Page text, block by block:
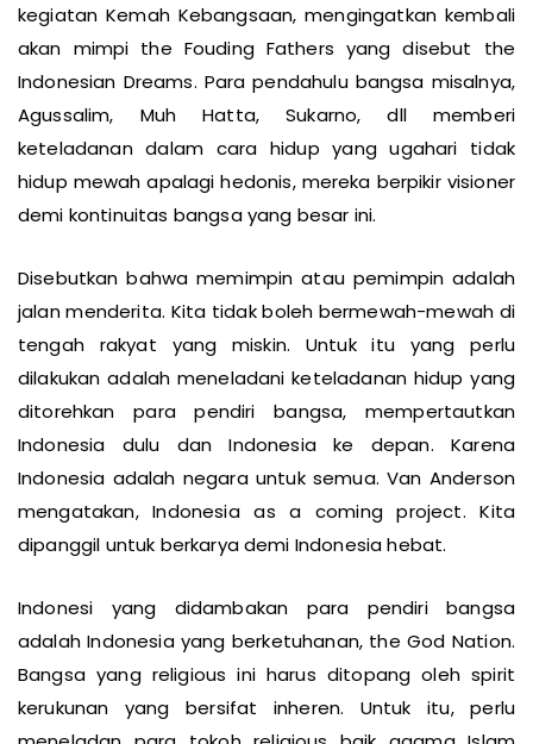
kegiatan Kemah Kebangsaan, mengingatkan kembali
akan mimpi the Fouding Fathers yang disebut the
Indonesian Dreams. Para pendahulu bangsa misalnya,
Agussalim, Muh Hatta, Sukarno, dll memberi
keteladanan dalam cara hidup yang ugahari tidak
hidup mewah apalagi hedonis, mereka berpikir visioner
demi kontinuitas bangsa yang besar ini.
Disebutkan bahwa memimpin atau pemimpin adalah
jalan menderita. Kita tidak boleh bermewah-mewah di
tengah rakyat yang miskin. Untuk itu yang perlu
dilakukan adalah meneladani keteladanan hidup yang
ditorehkan para pendiri bangsa, mempertautkan
Indonesia dulu dan Indonesia ke depan. Karena
Indonesia adalah negara untuk semua. Van Anderson
mengatakan, Indonesia as a coming project. Kita
dipanggil untuk berkarya demi Indonesia hebat.
Indonesi yang didambakan para pendiri bangsa
adalah Indonesia yang berketuhanan, the God Nation.
Bangsa yang religious ini harus ditopang oleh spirit
kerukunan yang bersifat inheren. Untuk itu, perlu